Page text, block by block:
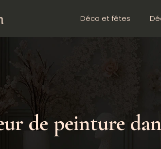
Déco et fêtes
de peinture